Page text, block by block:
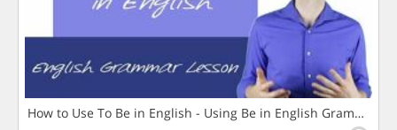
How to Use To Be in English - Using Be in English Grammar